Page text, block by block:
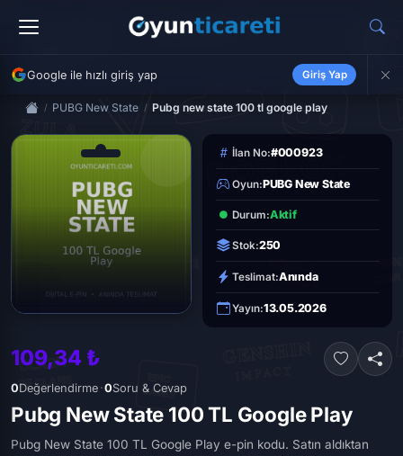
Google ile hızlı giriş yap Giriş Yap
PUBG New State Pubg new state 100 tl google play
İlan No:#000923
Oyun:PUBG New State
Durum:Aktif
Stok:250
Teslimat:Anında
Yayın:13.05.2026
109,34 ₺
0Değerlendirme ·0Soru & Cevap
Pubg New State 100 TL Google Play
Pubg New State 100 TL Google Play e-pin kodu. Satın aldıktan